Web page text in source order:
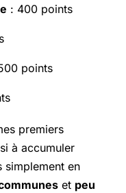
: 400 points
points
premiers
à accumuler
en
et peu